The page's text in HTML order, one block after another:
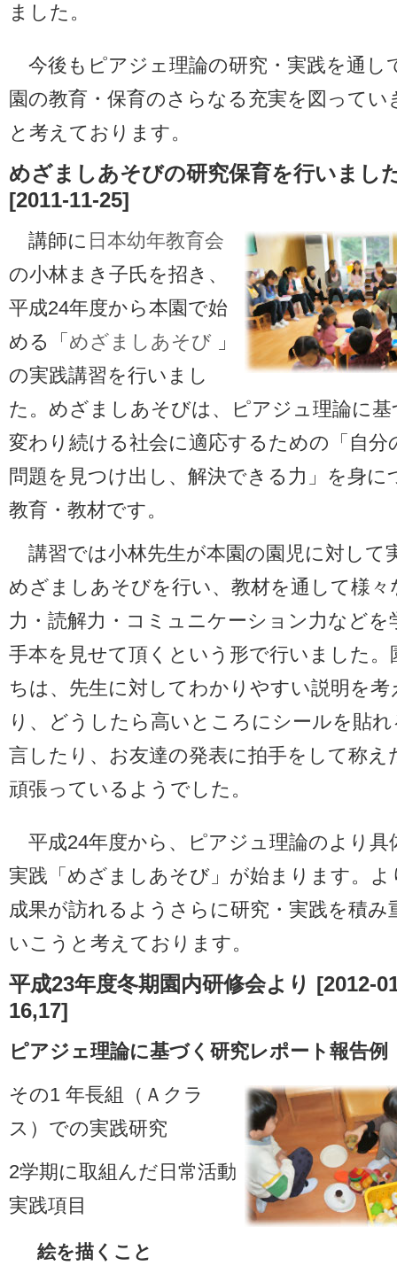
ました。
今後もピアジェ理論の研究・実践を通し
園の教育・保育のさらなる充実を図ってい
と考えております。
めざましあそびの研究保育を行いまし
[2011-11-25]
講師に 日本幼年教育会
の小林まき子氏を招き、
平成24年度から本園で始
める「 めざましあそび 」
の実践講習を行いまし
た。めざましあそびは、ピアジュ理論に基
変わり続ける社会に適応するための「自分
問題を見つけ出し、解決できる力」を身に
教育・教材です。
講習では小林先生が本園の園児に対して
めざましあそびを行い、教材を通して様々
力・読解力・コミュニケーション力などを
手本を見せて頂くという形で行いました。
ちは、先生に対してわかりやすい説明を考
り、どうしたら高いところにシールを貼
言したり、お友達の発表に拍手をして称え
頑張っているようでした。
平成24年度から、ピアジュ理論のより具
実践「めざましあそび」が始まります。よ
成果が訪れるようさらに研究・実践を積み
いこうと考えております。
平成23年度冬期園内研修会より [2012-
16,17]
ピアジェ理論に基づく研究レポート報告例
その1 年長組（Ａクラ
ス）での実践研究
2学期に取組んだ日常活動
実践項目
絵を描くこと